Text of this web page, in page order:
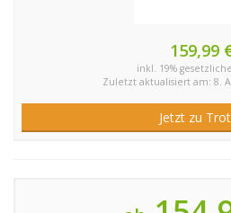
159,99
inkl. 19%
Zuletzt aktualisiert am: 8.
Jetzt zu